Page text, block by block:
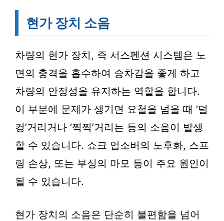
현가 장치 소음
차량의 현가 장치, 즉 서스펜션 시스템은 노
면의 충격을 흡수하여 승차감을 좋게 하고
차량의 안정성을 유지하는 역할을 합니다.
이 부분에 문제가 생기면 요철을 넘을 때 ‘덜
컹’거리거나 ‘찍찍’거리는 등의 소음이 발생
할 수 있습니다. 쇼크 업소버의 노후화, 스프
링 손상, 또는 부싱의 마모 등이 주요 원인이
될 수 있습니다.
현가 장치의 소음은 단순히 불편함을 넘어